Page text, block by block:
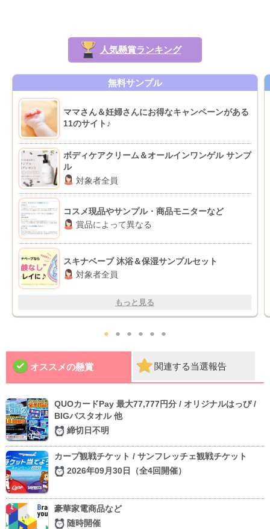
人気懸賞ランキング
無料サンプル
ママさん＆妊婦さんにお得なキャンペーンがある
11のサイト♪
ボディケアクリーム＆オールインワンゲル サンプ
ル
対象者全員
コスメ現品やサンプル・商品モニターなど
賞品によって異なる
スキナベーブ 沐浴＆保湿サンプルセット
対象者全員
もっと見る
● ● ● ● ● ●
オススメの懸賞 関連する当選報告
QUOカードPay 最大77,777円分 / オリジナルはっぴ /
BIGバスタオル 他
締切日不明
カープ観戦チケット / サンフレッチェ観戦チケット
2026年09月30日（全4回開催）
豪華家電商品など
随時開催